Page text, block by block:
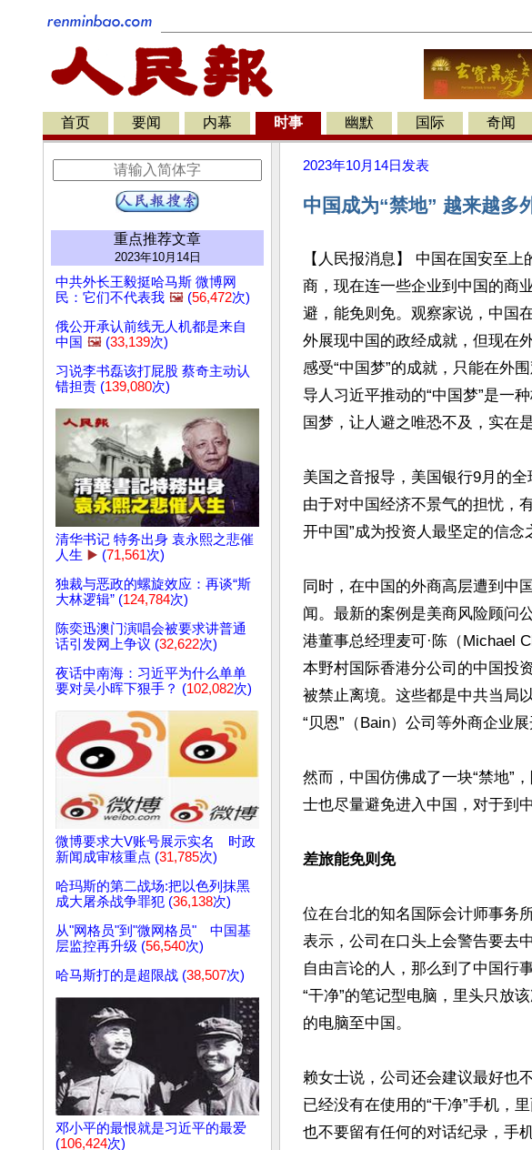
首页 要闻 内幕 时事 幽默 国际 奇闻
重点推荐文章
2023年10月14日
中共外长王毅挺哈马斯 微博网
民：它们不代表我 🖼️ (56,472次)
俄公开承认前线无人机都是来自
中国 🖼️ (33,139次)
习说李书磊该打屁股 蔡奇主动认
错担责 (139,080次)
清华书记 特务出身 袁永熙之悲催
人生 ▶️ (71,561次)
独裁与恶政的螺旋效应：再谈“斯
大林逻辑” (124,784次)
陈奕迅澳门演唱会被要求讲普通
话引发网上争议 (32,622次)
夜话中南海：习近平为什么单单
要对吴小晖下狠手？ (102,082次)
微博要求大V账号展示实名 时政
新闻成审核重点 (31,785次)
哈玛斯的第二战场:把以色列抹黑
成大屠杀战争罪犯 (36,138次)
从"网格员"到"微网格员" 中国基
层监控再升级 (56,540次)
哈马斯打的是超限战 (38,507次)
邓小平的最恨就是习近平的最爱
(106,424次)
2023年10月14日 发表
中国成为“禁地” 越来越多
【人民报消息】 中国在国安至
商，现在连一些企业到中国的商
避，能免则免。观察家说，中国
外展现中国的政经成就，但现在
感受“中国梦”的成就，只能在外
导人习近平推动的“中国梦”是一
国梦，让人避之唯恐不及，实在
美国之音报导，美国银行9月的全
由于对中国经济不景气的担忧，
开中国”成为投资人最坚定的信念
同时，在中国的外商高层遭到中
闻。最新的案例是美商风险顾问
港董事总经理麦可·陈（Michael
本野村国际香港分公司的中国投
被禁止离境。这些都是中共当局
“贝恩”（Bain）公司等外商企业
然而，中国仿佛成了一块“禁地”
士也尽量避免进入中国，对于到
差旅能免则免
位在台北的知名国际会计师事务
表示，公司在口头上会警告要去
自由言论的人，那么到了中国行
“干净”的笔记型电脑，里头只放
的电脑至中国。
赖女士说，公司还会建议最好也
已经没有在使用的“干净”手机，
也不要留有任何的对话纪录，手